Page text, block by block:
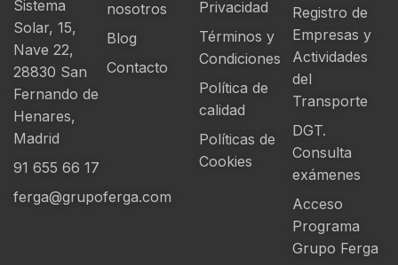
Sistema
Solar, 15,
Nave 22,
28830 San
Fernando de
Henares,
Madrid
91 655 66 17
ferga@grupoferga.com
nosotros
Blog
Contacto
Privacidad
Términos y
Condiciones
Política de
calidad
Políticas de
Cookies
Registro de
Empresas y
Actividades
del
Transporte
DGT.
Consulta
exámenes
Acceso
Programa
Grupo Ferga